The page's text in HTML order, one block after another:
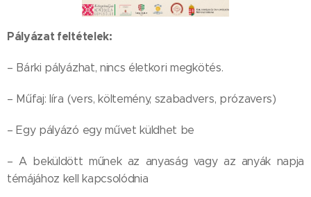
Pályázat feltételek:
– Bárki pályázhat, nincs életkori megkötés.
– Műfaj: líra (vers, költemény, szabadvers, prózavers)
– Egy pályázó egy művet küldhet be
– A beküldött műnek az anyaság vagy az anyák napja
témájához kell kapcsolódnia